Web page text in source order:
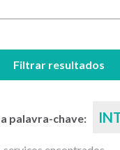
Filtrar resultados
palavra-chave: